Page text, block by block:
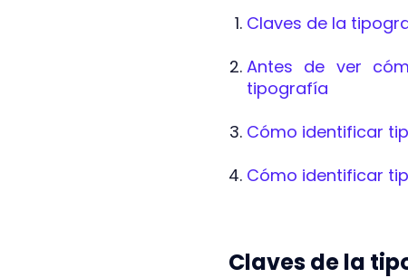
Claves de la
Antes de ver
tipografía
Cómo identificar
Cómo identificar
Claves de la